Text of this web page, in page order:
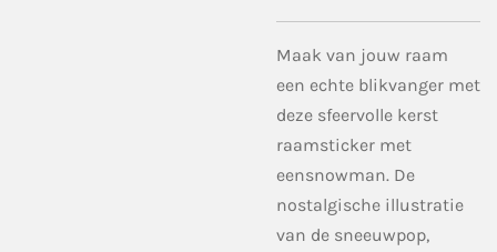
Maak van jouw raam
een echte blikvanger met
deze sfeervolle kerst
raamsticker met
eensnowman. De
nostalgische illustratie
van de sneeuwpop,